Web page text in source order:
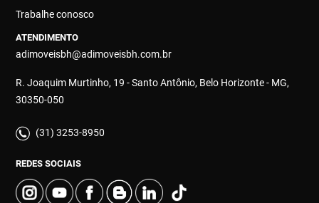
Trabalhe conosco
ATENDIMENTO
adimoveisbh@adimoveisbh.com.br
R. Joaquim Murtinho, 19 - Santo Antônio, Belo Horizonte - MG,
30350-050
(31) 3253-8950
REDES SOCIAIS